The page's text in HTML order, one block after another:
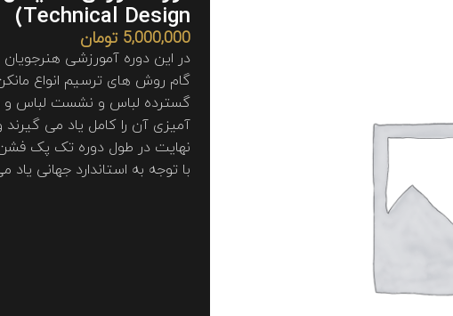
Technical Design)
5,000,000 تومان
در این دوره آمورزشی هنرجویان
گام روش های ترسیم انواع
گسترده لباس و نشست لباس و
آمیزی آن را کامل یاد می گیرند
نهایت در طول دوره تک پک فشن
با توجه به استاندارد جهانی یاد